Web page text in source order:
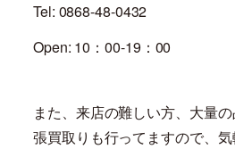
Tel: 0868-48-0432
Open: 10：00-19：00
また、来店の難しい方、大量
張買取りも行ってますので、気